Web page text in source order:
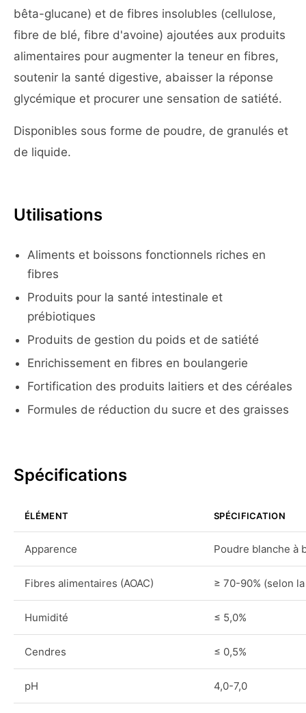
bêta-glucane) et de fibres insolubles (cellulose,
fibre de blé, fibre d'avoine) ajoutées aux produits
alimentaires pour augmenter la teneur en fibres,
soutenir la santé digestive, abaisser la réponse
glycémique et procurer une sensation de satiété.
Disponibles sous forme de poudre, de granulés et
de liquide.
Utilisations
Aliments et boissons fonctionnels riches en
fibres
Produits pour la santé intestinale et
prébiotiques
Produits de gestion du poids et de satiété
Enrichissement en fibres en boulangerie
Fortification des produits laitiers et des céréales
Formules de réduction du sucre et des graisses
Spécifications
ÉLÉMENT SPÉCIFICATION
Apparence Poudre blanche à
Fibres alimentaires (AOAC) ≥ 70-90% (selon
Humidité ≤ 5,0%
Cendres ≤ 0,5%
pH 4,0-7,0